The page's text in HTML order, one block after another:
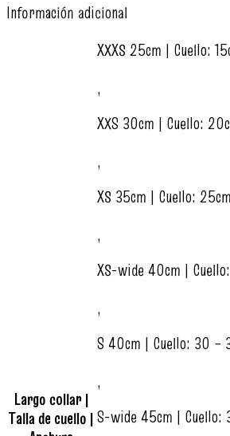
Información adicional
Largo collar |
Talla de cuello |
XXXS 25cm | Cuello:
,
XXS 30cm | Cuello:
,
XS 35cm | Cuello:
,
XS-wide 40cm |
,
S 40cm | Cuello: 30 –
,
S-wide 45cm |